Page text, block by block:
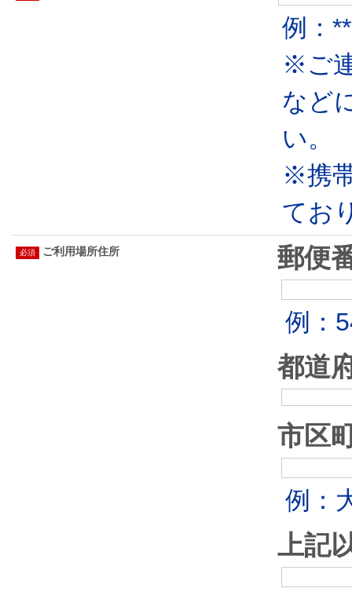
例：
※ご
など
い。
※携
てお
ご利用場所住所 郵便
例：
都道
市区
例：
上記